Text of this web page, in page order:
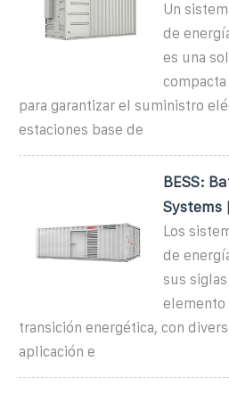
Un
de
es una
para garantizar el suministro
estaciones base de
BESS:
Systems
Los
de
sus
elemento
transición energética, con
aplicación e